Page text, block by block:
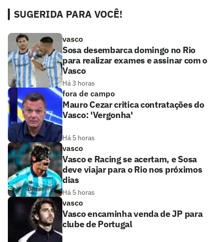
SUGERIDA PARA VOCÊ!
vasco
Sosa desembarca domingo no Rio
para realizar exames e assinar com o
Vasco
Há 3 horas
fora de campo
Mauro Cezar critica contratações do
Vasco: 'Vergonha'
Há 5 horas
vasco
Vasco e Racing se acertam, e Sosa
deve viajar para o Rio nos próximos
dias
Há 5 horas
vasco
Vasco encaminha venda de JP para
clube de Portugal